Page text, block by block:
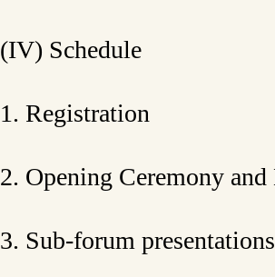
(IV) Schedule
1. Registration
2. Opening Ceremony
3. Sub-forum